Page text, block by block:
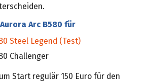
Arc B580 für
Steel Legend (Test)
Challenger
Start regulär 150 Euro für den